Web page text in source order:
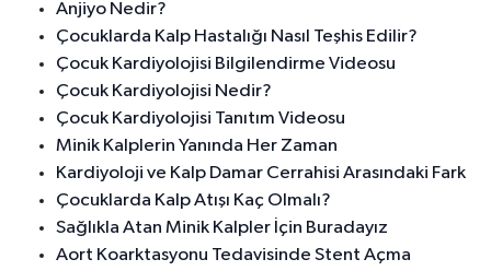
Anjiyo Nedir?
Çocuklarda Kalp Hastalığı Nasıl Teşhis Edilir?
Çocuk Kardiyolojisi Bilgilendirme Videosu
Çocuk Kardiyolojisi Nedir?
Çocuk Kardiyolojisi Tanıtım Videosu
Minik Kalplerin Yanında Her Zaman
Kardiyoloji ve Kalp Damar Cerrahisi Arasındaki Fark
Çocuklarda Kalp Atışı Kaç Olmalı?
Sağlıkla Atan Minik Kalpler İçin Buradayız
Aort Koarktasyonu Tedavisinde Stent Açma